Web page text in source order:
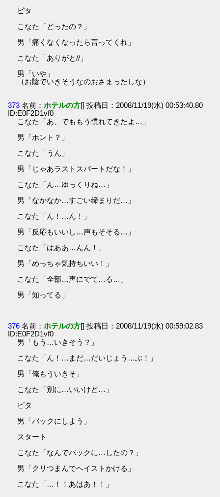
ピタ
こなた「どったの？」
男「痛くなくなったら言ってくれ」
こなた「ありがと//」
男「いや」
（お陰でいきそうなのおさまったしな）
373 名前：ホテルの方[] 投稿日：2008/11/19(水) 00:53:40.80
ID:E0F2D1vf0
こなた「あ、でももう慣れてきたよ…」
男「ホント？」
こなた「うん」
男「じゃあラストスパートだな！」
こなた「ん…ゆっくりね…」
男「なかなか…すごい締まりだ…」
こなた「ん！…ん！」
男「反応もいいし…声もそそる…」
こなた「はああ…んん！」
男「めっちゃ気持ちいい！」
こなた「全部…声にでて…る…」
男「知ってる」
376 名前：ホテルの方[] 投稿日：2008/11/19(水) 00:59:02.83
ID:E0F2D1vf0
男「もう…いきそう？」
こなた「ん！…まだ…だいじょう…ぶ！」
男「俺もういきそ」
こなた「別に…いいけど…」
ピタ
男「バックにしよう」
スタート
こなた「なんでバックに…したの？」
男「クリつまんでヘイストかける」
こなた「…！！あはあ！！」